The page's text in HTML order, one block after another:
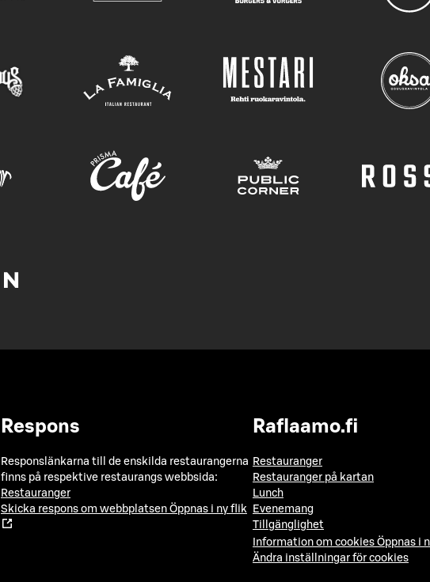
Respons
Responslänkarna till de enskilda restaurangerna
finns på respektive restaurangs webbsida:
Restauranger
Skicka respons om webbplatsen Öppnas i ny flik
Raflaamo.fi
Restauranger
Restauranger på kartan
Lunch
Evenemang
Tillgänglighet
Information om cookies Öppnas i
Ändra inställningar för cookies